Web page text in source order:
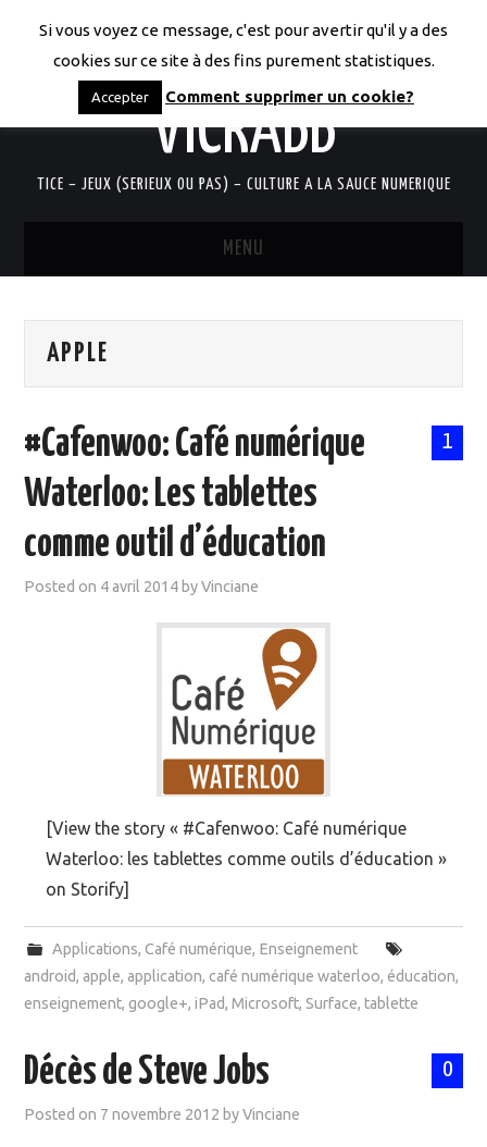
LES CODICES DE
VICRABB
TICE – JEUX (SERIEUX OU PAS) – CULTURE A LA SAUCE NUMERIQUE
MENU
QUI SUIS-JE?
DOCUMENTS
EVÉNEMENTS
APPLE
1
#Cafenwoo: Café numérique
Waterloo: Les tablettes
comme outil d’éducation
Posted on 4 avril 2014 byVinciane
[View the story « #Cafenwoo: Café numérique
Waterloo: les tablettes comme outils d’éducation »
on Storify]
Applications, Café numérique, Enseignement
android,apple,application, café numérique waterloo,éducation,
enseignement,google+,iPad,Microsoft, Surface, tablette
0
Décès de Steve Jobs
Posted on 7 novembre 2012 byVinciane
Si vous voyez ce message, c'est pour avertir qu'il y a des
cookies sur ce site à des fins purement statistiques.
Accepter Comment supprimer un cookie?